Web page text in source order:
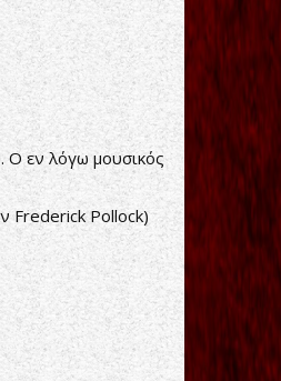
Ο εν λόγω μουσικός
Frederick Pollock)